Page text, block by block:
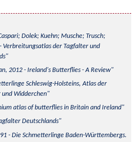
Dolek; Kuehn; Musche; Trusch;
Verbreitungsatlas der Tagfalter und
2012 - Ireland's Butterflies - A Review
Schleswig-Holsteins, Atlas der
Widderchen
atlas of butterflies in Britain and Ireland
Deutschlands
- Die Schmetterlinge Baden-Württembergs.